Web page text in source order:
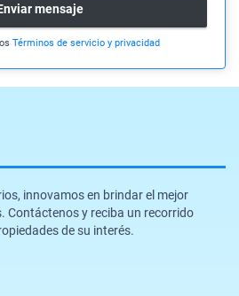
mensaje
Términos de servicio y privacidad
innovamos en brindar el mejor
Contáctenos y reciba un recorrido
de su interés.